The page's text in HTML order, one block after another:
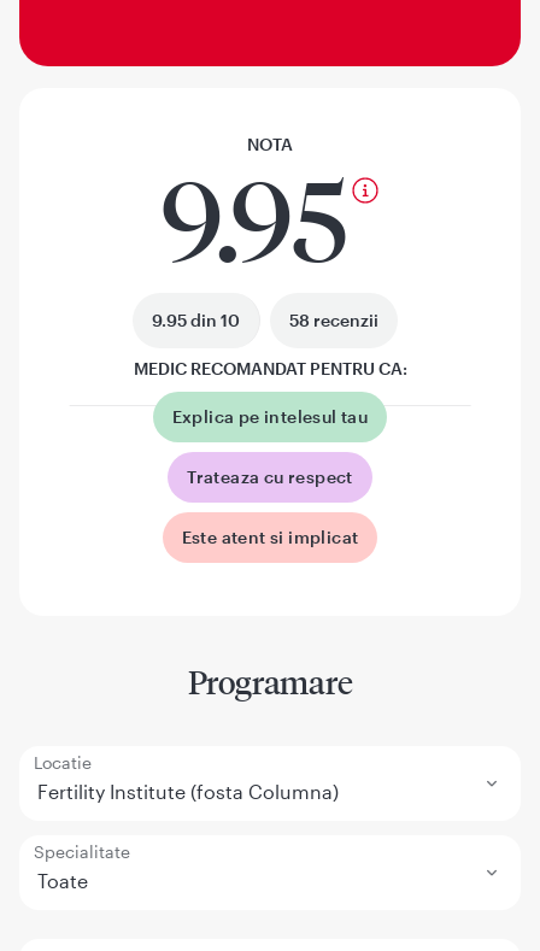
NOTA
9.95
9.95 din 10 58 recenzii
MEDIC RECOMANDAT PENTRU CA:
Explica pe intelesul tau
Trateaza cu respect
Este atent si implicat
Programare
Locatie
Fertility Institute (fosta Columna)
Specialitate
Toate